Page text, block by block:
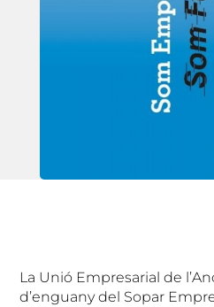
La Unió Empresarial de
d’enguany del Sopar